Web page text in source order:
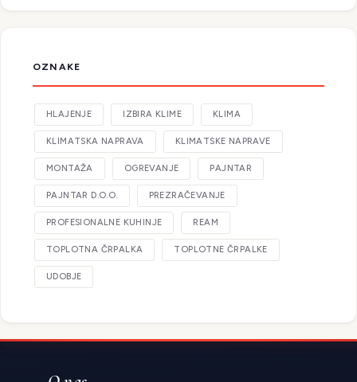
OZNAKE
HLAJENJE IZBIRA KLIME KLIMA
KLIMATSKA NAPRAVA KLIMATSKE NAPRAVE
MONTAŽA OGREVANJE PAJNTAR
PAJNTAR D.O.O. PREZRAČEVANJE
PROFESIONALNE KUHINJE REAM
TOPLOTNA ČRPALKA TOPLOTNE ČRPALKE
UDOBJE